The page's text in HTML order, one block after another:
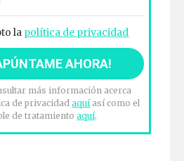
la política de privacidad
más información acerca
de privacidadaquíasí como el
de tratamientoaquí.